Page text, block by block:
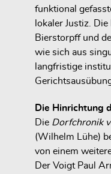
funktional
lokaler Justiz.
Bierstorpff und
wie sich aus
langfristige
Die Hinrichtung
Die Dorfchronik
(Wilhelm Lühe)
von einem
Der Voigt Paul